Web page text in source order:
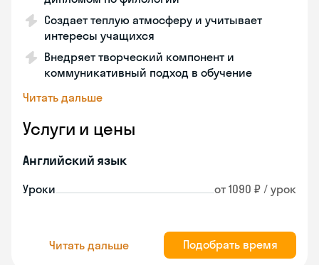
Создает теплую атмосферу и учитывает
интересы учащихся
Внедряет творческий компонент и
коммуникативный подход в обучение
Читать дальше
Услуги и цены
Английский язык
Уроки от 1090 ₽ / урок
Читать дальше Подобрать время